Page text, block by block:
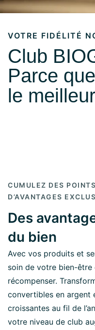
VOTRE FIDÉLITÉ
Club
Parce que
le meilleur
CUMULEZ DES
D’AVANTAGES
Des
du bien
Avec vos produits et
soin de votre bien-être
récompenser.
convertibles en argent
croissantes au fil de
votre niveau de club